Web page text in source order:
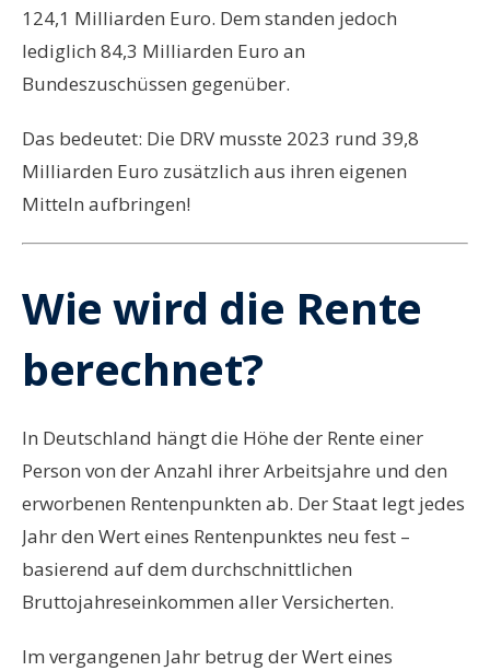
124,1 Milliarden Euro. Dem standen jedoch
lediglich 84,3 Milliarden Euro an
Bundeszuschüssen gegenüber.
Das bedeutet: Die DRV musste 2023 rund 39,8
Milliarden Euro zusätzlich aus ihren eigenen
Mitteln aufbringen!
Wie wird die Rente
berechnet?
In Deutschland hängt die Höhe der Rente einer
Person von der Anzahl ihrer Arbeitsjahre und den
erworbenen Rentenpunkten ab. Der Staat legt jedes
Jahr den Wert eines Rentenpunktes neu fest –
basierend auf dem durchschnittlichen
Bruttojahreseinkommen aller Versicherten.
Im vergangenen Jahr betrug der Wert eines